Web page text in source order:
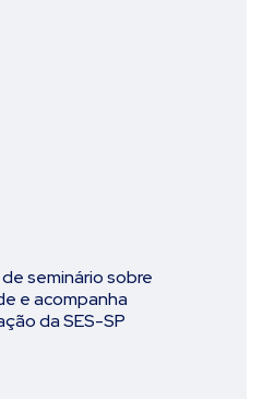
seminário sobre
e acompanha
da SES-SP